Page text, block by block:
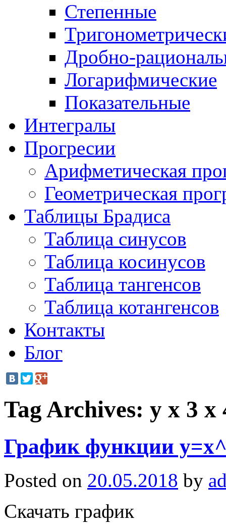
Степенные
Дробно-
Логарифмические
Показательные
Интегралы
Прогресии
Арифметическая
Геометрическая
Таблицы Брадиса
Таблица синусов
Таблица косинусов
Таблица тангенсов
Таблица котангенсов
Контакты
Блог
Tag Archives: y x 3 x
График функции
Posted on 20.05.2018 by
Скачать график